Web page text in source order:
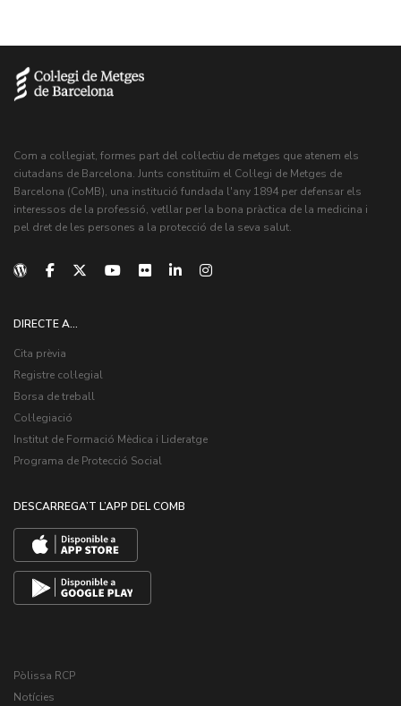
Com a col·legiat, formes part del col·lectiu de metges que atenem els
ciutadans de Barcelona. Junts constituïm el Col·legi de Metges de
Barcelona (CoMB), una institució fundada l'any 1894 per defensar els
interessos de la professió, vetllar per la bona pràctica de la medicina i
pel dret de les persones a la protecció de la seva salut.
DIRECTE A...
Cita prèvia
Registre col·legial
Borsa de treball
Col·legiació
Institut de Formació Mèdica i Lideratge
Programa de Protecció Social
DESCARREGA’T L’APP DEL COMB
Pòlissa RCP
Notícies